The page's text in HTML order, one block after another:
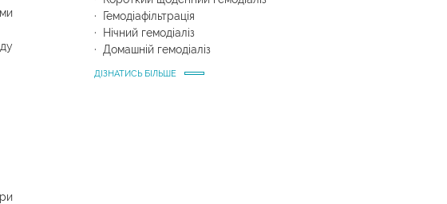
· Гемодіафільтрація
· Нічний гемодіаліз
· Домашній гемодіаліз
ДІЗНАТИСЬ БІЛЬШЕ